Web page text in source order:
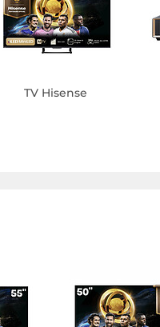
TV Hisense